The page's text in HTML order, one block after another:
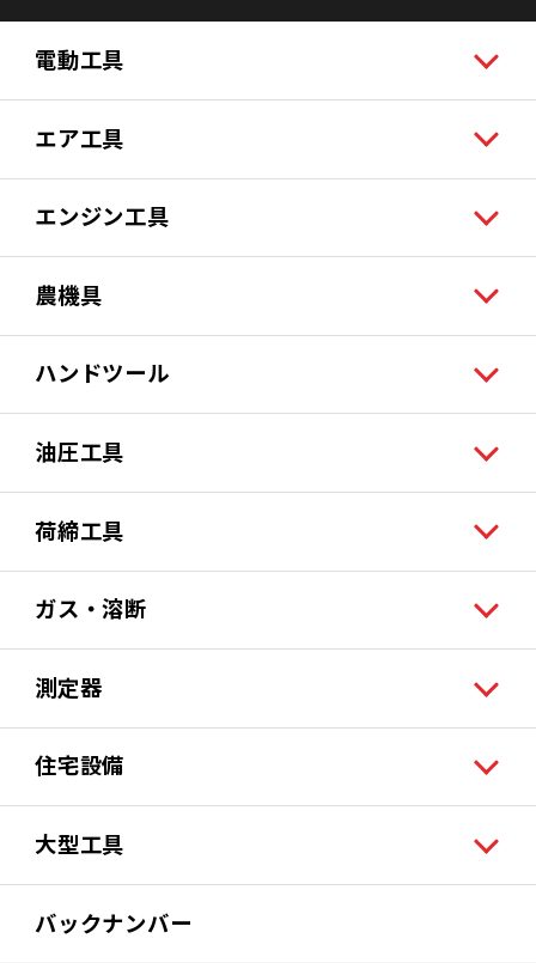
電動工具
エア工具
エンジン工具
農機具
ハンドツール
油圧工具
荷締工具
ガス・溶断
測定器
住宅設備
大型工具
バックナンバー